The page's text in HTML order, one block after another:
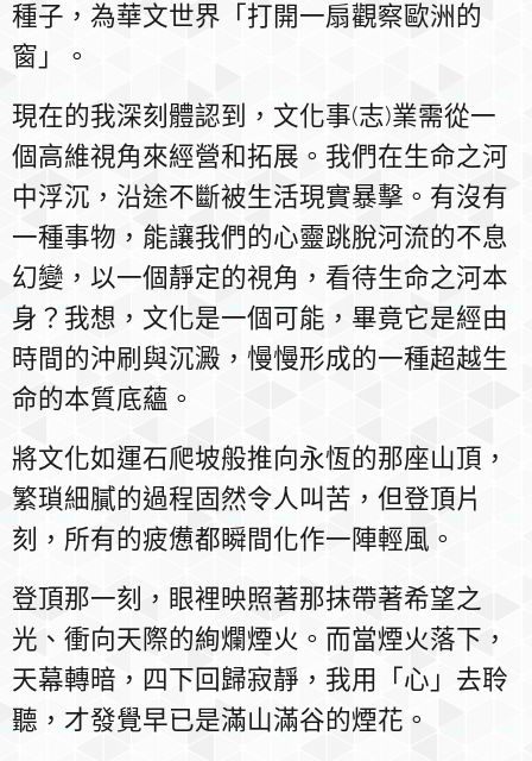
種子，為華文世界「打開一扇觀察歐洲的
窗」。
現在的我深刻體認到，文化事(志)業需從一
個高維視角來經營和拓展。我們在生命之河
中浮沉，沿途不斷被生活現實暴擊。有沒有
一種事物，能讓我們的心靈跳脫河流的不息
幻變，以一個靜定的視角，看待生命之河本
身？我想，文化是一個可能，畢竟它是經由
時間的沖刷與沉澱，慢慢形成的一種超越生
命的本質底蘊。
將文化如運石爬坡般推向永恆的那座山頂，
繁瑣細膩的過程固然令人叫苦，但登頂片
刻，所有的疲憊都瞬間化作一陣輕風。
登頂那一刻，眼裡映照著那抹帶著希望之
光、衝向天際的絢爛煙火。而當煙火落下，
天幕轉暗，四下回歸寂靜，我用「心」去聆
聽，才發覺早已是滿山滿谷的煙花。